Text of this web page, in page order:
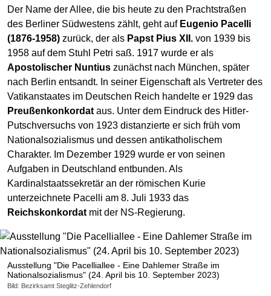
Ausstellung "Die Pacelliallee - Eine Dahlemer Straße im
Nationalsozialismus" (24. April bis 10. September 2023)
Bild: Bezirksamt Steglitz-Zehlendorf
Der Name der Allee, die bis heute zu den Prachtstraßen
des Berliner Südwestens zählt, geht auf Eugenio Pacelli
(1876-1958) zurück, der als Papst Pius XII. von 1939 bis
1958 auf dem Stuhl Petri saß. 1917 wurde er als
Apostolischer Nuntius zunächst nach München, später
nach Berlin entsandt. In seiner Eigenschaft als Vertreter des
Vatikanstaates im Deutschen Reich handelte er 1929 das
Preußenkonkordat aus. Unter dem Eindruck des Hitler-
Putschversuchs von 1923 distanzierte er sich früh vom
Nationalsozialismus und dessen antikatholischem
Charakter. Im Dezember 1929 wurde er von seinen
Aufgaben in Deutschland entbunden. Als
Kardinalstaatssekretär an der römischen Kurie
unterzeichnete Pacelli am 8. Juli 1933 das
Reichskonkordat mit der NS-Regierung.